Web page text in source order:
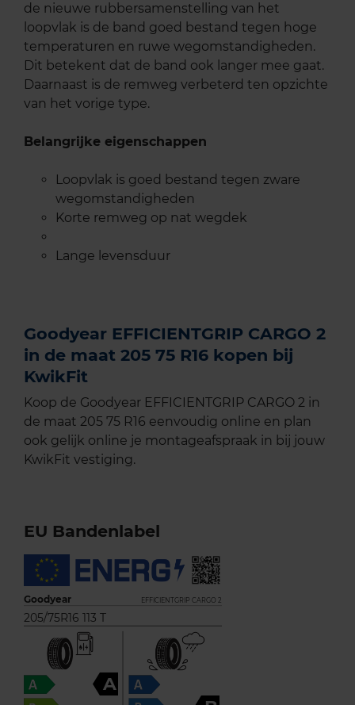
de nieuwe rubbersamenstelling van het
loopvlak is de band goed bestand tegen hoge
temperaturen en ruwe wegomstandigheden.
Dit betekent dat de band ook langer mee gaat.
Daarnaast is de remweg verbeterd ten opzichte
van het vorige type.
Belangrijke eigenschappen
Loopvlak is goed bestand tegen zware
wegomstandigheden
Korte remweg op nat wegdek
Lange levensduur
Goodyear EFFICIENTGRIP CARGO 2
in de maat 205 75 R16 kopen bij
KwikFit
Koop de Goodyear EFFICIENTGRIP CARGO 2 in
de maat 205 75 R16 eenvoudig online en plan
ook gelijk online je montageafspraak in bij jouw
KwikFit vestiging.
EU Bandenlabel
Goodyear EFFICIENTGRIP CARGO 2
205/75R16 113 T
A